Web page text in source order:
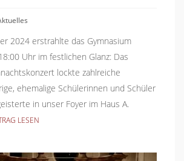
2024 erstrahlte das Gymnasium
Uhr im festlichen Glanz: Das
lockte zahlreiche
ehemalige Schülerinnen und Schüler
in unser Foyer im Haus A.
LESEN